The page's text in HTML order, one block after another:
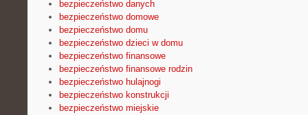
bezpieczeństwo danych
bezpieczeństwo domowe
bezpieczeństwo domu
bezpieczeństwo dzieci w domu
bezpieczeństwo finansowe
bezpieczeństwo finansowe rodzin
bezpieczeństwo hulajnogi
bezpieczeństwo konstrukcji
bezpieczeństwo miejskie